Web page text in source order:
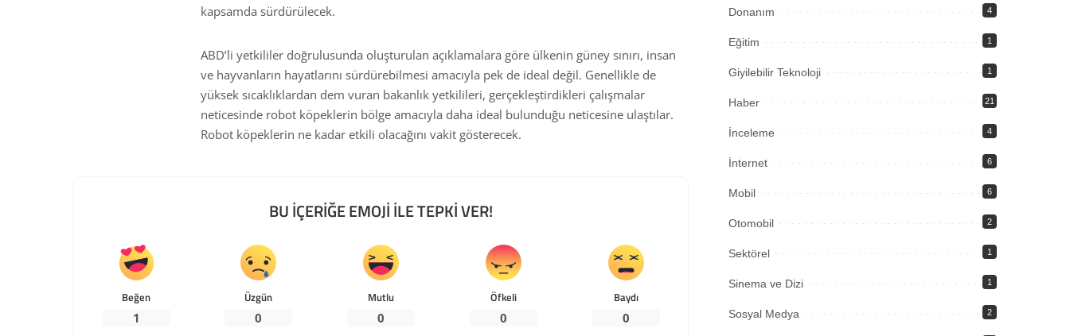
kapsamda sürdürülecek.
ABD’li yetkililer doğrulusunda oluşturulan açıklamalara göre ülkenin güney sınırı, insan
ve hayvanların hayatlarını sürdürebilmesi amacıyla pek de ideal değil. Genellikle de
yüksek sıcaklıklardan dem vuran bakanlık yetkilileri, gerçekleştirdikleri çalışmalar
neticesinde robot köpeklerin bölge amacıyla daha ideal bulunduğu neticesine ulaştılar.
Robot köpeklerin ne kadar etkili olacağını vakit gösterecek.
BU İÇERİĞE EMOJİ İLE TEPKİ VER!
Beğen
1
Üzgün
0
Mutlu
0
Öfkeli
0
Baydı
0
Donanım 4
Eğitim 1
Giyilebilir Teknoloji 1
Haber 21
İnceleme 4
İnternet 6
Mobil 6
Otomobil 2
Sektörel 1
Sinema ve Dizi 1
Sosyal Medya 2